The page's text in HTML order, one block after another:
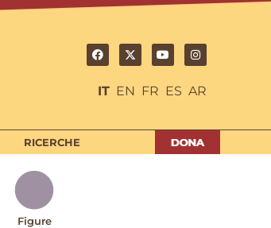
IT EN FR ES AR
RICERCHE
Figure